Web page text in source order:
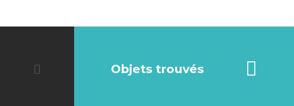
Objets trouvés